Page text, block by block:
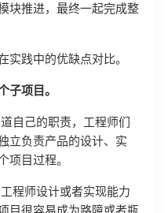
块推进，最终一起完成整
实践中的优缺点对比。
子项目。
自己的职责，工程师们
立负责产品的设计、实
项目过程。
程师设计或者实现能力
目很容易成为路障或者瓶